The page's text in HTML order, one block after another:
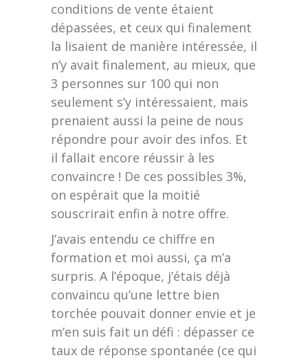
conditions de vente étaient
dépassées, et ceux qui finalement
la lisaient de manière intéressée, il
n’y avait finalement, au mieux, que
3 personnes sur 100 qui non
seulement s’y intéressaient, mais
prenaient aussi la peine de nous
répondre pour avoir des infos. Et
il fallait encore réussir à les
convaincre ! De ces possibles 3%,
on espérait que la moitié
souscrirait enfin à notre offre.
J’avais entendu ce chiffre en
formation et moi aussi, ça m’a
surpris. A l’époque, j’étais déjà
convaincu qu’une lettre bien
torchée pouvait donner envie et je
m’en suis fait un défi : dépasser ce
taux de réponse spontanée (ce qui